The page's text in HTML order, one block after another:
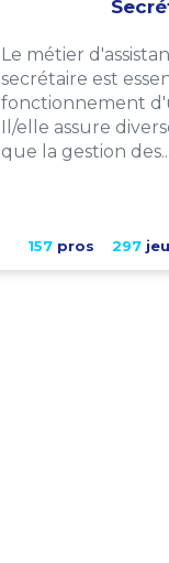
Le métier
secrétaire est
fonctionnement
Il/elle assure
que la gestion des...
157pros 297